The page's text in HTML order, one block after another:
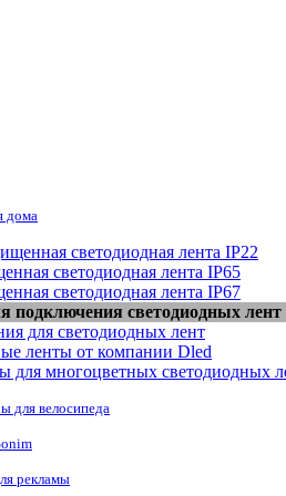
дома
светодиодная лента IP22
светодиодная лента IP65
светодиодная лента IP67
подключения светодиодных лент
для светодиодных лент
ленты от компании Dled
для многоцветных светодиодных
для велосипеда
рекламы